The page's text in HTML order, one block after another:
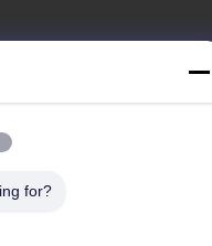
Machinery
for?